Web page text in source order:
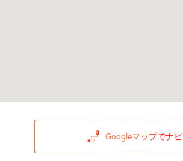
Googleマップでナビ